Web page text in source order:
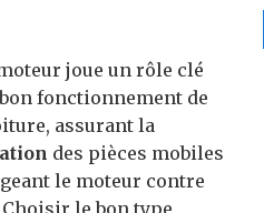
joue un rôle clé
fonctionnement de
assurant la
des pièces mobiles
le moteur contre
Choisir le bon type